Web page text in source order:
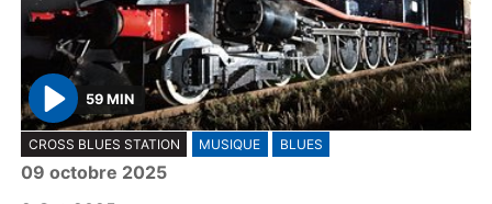
P
l
a
59 MIN
CROSS BLUES STATION MUSIQUE BLUES
09 octobre 2025